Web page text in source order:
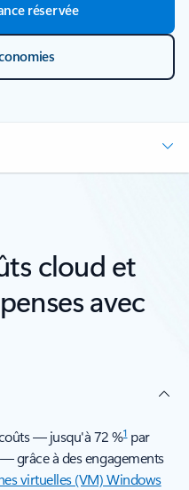
réservée
cloud et
avec
— jusqu'à 72 %1par
grâce à des engagements
virtuelles (VM) Windows